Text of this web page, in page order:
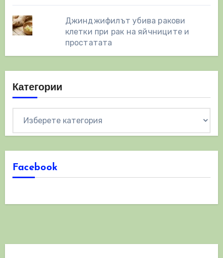
Джинджифилът убива ракови
клетки при рак на яйчниците и
простатата
Категории
Facebook